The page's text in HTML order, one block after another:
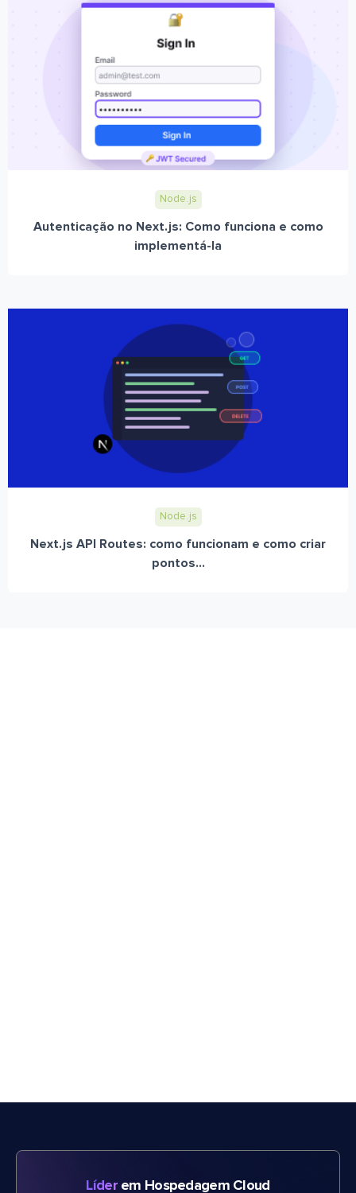
Node.js
Autenticação no Next.js: Como funciona e como
implementá-la
Node.js
Next.js API Routes: como funcionam e como criar
pontos...
Líderem Hospedagem Cloud